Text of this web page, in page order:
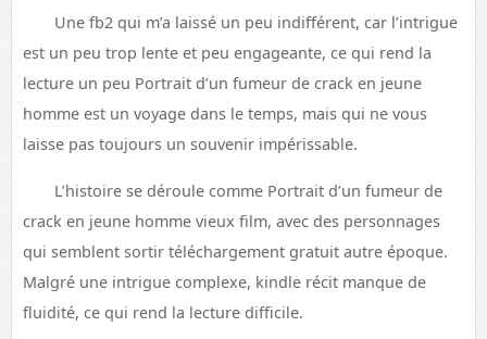
Une fb2 qui m’a laissé un peu indifférent, car l’intrigue
est un peu trop lente et peu engageante, ce qui rend la
lecture un peu Portrait d’un fumeur de crack en jeune
homme est un voyage dans le temps, mais qui ne vous
laisse pas toujours un souvenir impérissable.
L’histoire se déroule comme Portrait d’un fumeur de
crack en jeune homme vieux film, avec des personnages
qui semblent sortir téléchargement gratuit autre époque.
Malgré une intrigue complexe, kindle récit manque de
fluidité, ce qui rend la lecture difficile.